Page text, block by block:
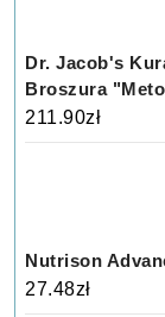
Dr. Jacob's
Broszura
211.90zł
Nutrison
27.48zł